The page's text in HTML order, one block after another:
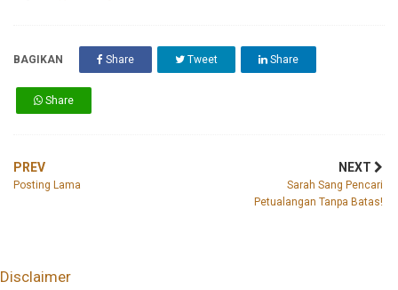
BAGIKAN Share Tweet Share
Share
PREV
Posting Lama
NEXT
Sarah Sang Pencari
Petualangan Tanpa Batas!
Disclaimer